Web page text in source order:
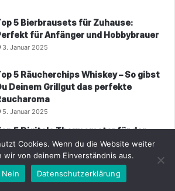
5 Bierbrausets für Zuhause:
für Anfänger und Hobbybrauer
3. Januar 2025
5 Räucherchips Whiskey – So gibst
Deinem Grillgut das perfekte
5. Januar 2025
5 Digitale Thermometer für den
Grillgenuss
5. Januar 2025
Cookies. Wenn du die Website weiter
wir von deinem Einverständnis aus.
Nein Datenschutzerklärung